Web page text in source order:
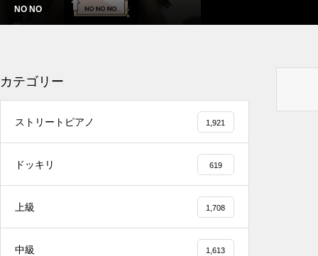
NO NO
冬の夜に響く温かい音楽 🎄🎹 #冬の音楽 #ク
カテゴリー
ストリートピアノ 1,921
ドッキリ 619
上級 1,708
中級 1,613